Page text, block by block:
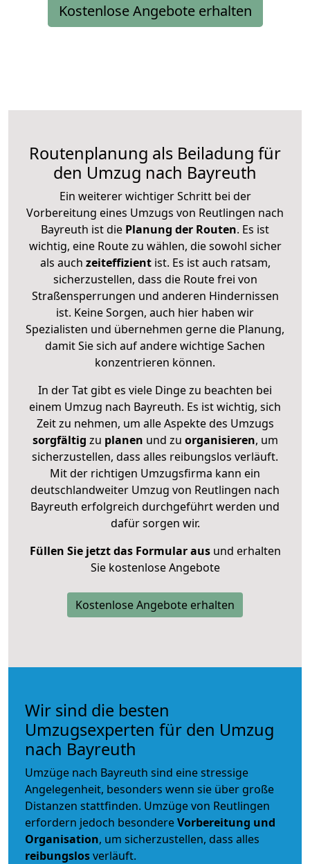
Kostenlose Angebote erhalten
Routenplanung als Beiladung für
den Umzug nach Bayreuth
Ein weiterer wichtiger Schritt bei der
Vorbereitung eines Umzugs von Reutlingen nach
Bayreuth ist die Planung der Routen. Es ist
wichtig, eine Route zu wählen, die sowohl sicher
als auch zeiteffizientist. Es ist auch ratsam,
sicherzustellen, dass die Route frei von
Straßensperrungen und anderen Hindernissen
ist. Keine Sorgen, auch hier haben wir
Spezialisten und übernehmen gerne die Planung,
damit Sie sich auf andere wichtige Sachen
konzentrieren können.
In der Tat gibt es viele Dinge zu beachten bei
einem Umzug nach Bayreuth. Es ist wichtig, sich
Zeit zu nehmen, um alle Aspekte des Umzugs
sorgfältig zu planen und zu organisieren, um
sicherzustellen, dass alles reibungslos verläuft.
Mit der richtigen Umzugsfirma kann ein
deutschlandweiter Umzug von Reutlingen nach
Bayreuth erfolgreich durchgeführt werden und
dafür sorgen wir.
Füllen Sie jetzt das Formular ausund erhalten
Sie kostenlose Angebote
Kostenlose Angebote erhalten
Wir sind die besten
Umzugsexperten für den Umzug
nach Bayreuth
Umzüge nach Bayreuth sind eine stressige
Angelegenheit, besonders wenn sie über große
Distanzen stattfinden. Umzüge von Reutlingen
erfordern jedoch besondereVorbereitung und
Organisation, um sicherzustellen, dass alles
reibungslosverläuft.